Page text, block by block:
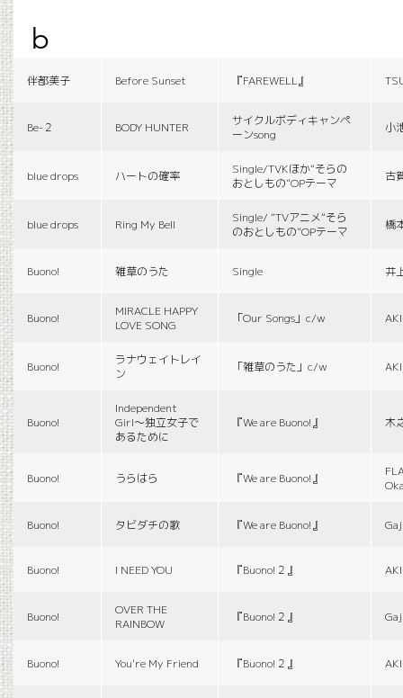
b
伴都美子 Before Sunset 『FAREWELL』
Be-２ BODY HUNTER
サイクルボディキャンペ
ーンsong
小
blue drops ハートの確率
Single/TVKほか“そらの
おとしもの”OPテーマ
古
blue drops Ring My Bell
Single/ “TVアニメ“そら
のおとしもの”OPテーマ
橋
Buono! 雑草のうた Single 井
Buono!
MIRACLE HAPPY
LOVE SONG
「Our Songs」c/w
Buono!
ラナウェイトレイ
ン
「雑草のうた」c/w
Buono!
Independent
Girl〜独立女子で
あるために
『We are Buono!』 木
Buono! うらはら 『We are Buono!』
Buono! タビダチの歌 『We are Buono!』
Buono! I NEED YOU 『Buono!２』
Buono!
OVER THE
RAINBOW
『Buono!２』
Buono! You're My Friend 『Buono!２』